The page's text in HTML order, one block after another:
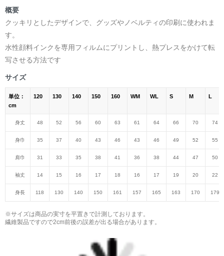
概要
クッキリとしたデザインで、グッズやノベルティの印刷に使われま
す。
水性顔料インクを専用フィルムにプリントし、熱プレスをかけて転
写させる方法です
サイズ
単位：
cm
120 130 140 150 160 WM WL S M L
身丈 48 52 56 60 63 61 64 66 70 74
身巾 35 37 40 43 46 43 46 49 52 55
肩巾 31 33 35 38 41 36 38 44 47 50
袖丈 14 15 16 17 18 16 17 19 20 22
身長 118 130 140 150 161 157 165 163 170 179
※サイズは商品の実寸を平置きで計測しております。
繊維製品ですので2cm前後の誤差が出る場合があります。